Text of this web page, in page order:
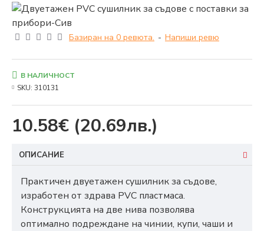
Базиран на 0 ревюта. - Напиши ревю
10.58€ (20.69лв.)
В НАЛИЧНОСТ
SKU: 310131
ОПИСАНИЕ
Практичен двуетажен сушилник за съдове,
изработен от здрава PVC пластмаса.
Конструкцията на две нива позволява
оптимално подреждане на чинии, купи, чаши и